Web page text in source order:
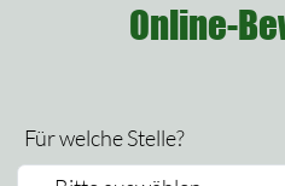
Online-
Für welche Stelle?